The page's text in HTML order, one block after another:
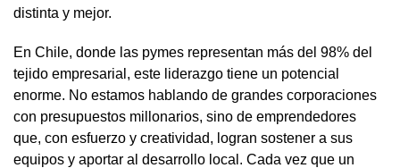
distinta y mejor.
En Chile, donde las pymes representan más del 98% del
tejido empresarial, este liderazgo tiene un potencial
enorme. No estamos hablando de grandes corporaciones
con presupuestos millonarios, sino de emprendedores
que, con esfuerzo y creatividad, logran sostener a sus
equipos y aportar al desarrollo local. Cada vez que un